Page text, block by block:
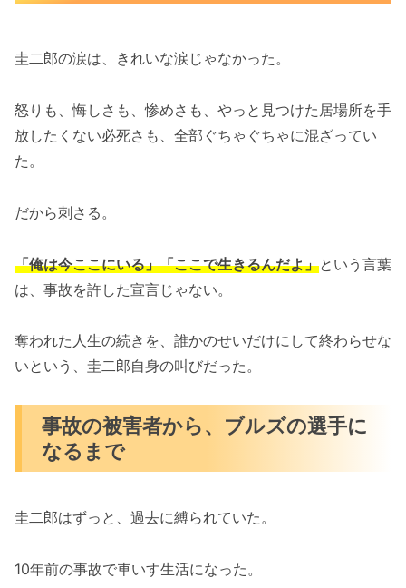
圭二郎の涙は、きれいな涙じゃなかった。
怒りも、悔しさも、惨めさも、やっと見つけた居場所を手
放したくない必死さも、全部ぐちゃぐちゃに混ざってい
た。
だから刺さる。
「俺は今ここにいる」「ここで生きるんだよ」という言葉
は、事故を許した宣言じゃない。
奪われた人生の続きを、誰かのせいだけにして終わらせな
いという、圭二郎自身の叫びだった。
事故の被害者から、ブルズの選手に
なるまで
圭二郎はずっと、過去に縛られていた。
10年前の事故で車いす生活になった。